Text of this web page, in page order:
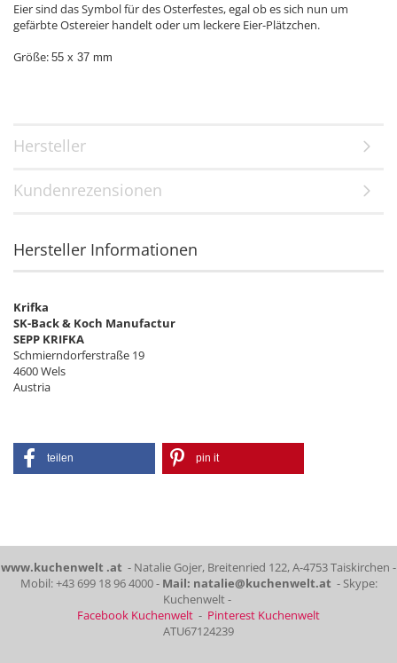
Eier sind das Symbol für des Osterfestes, egal ob es sich nun um
gefärbte Ostereier handelt oder um leckere Eier-Plätzchen.
Größe: 55 x 37 mm
Hersteller
Kundenrezensionen
Hersteller Informationen
Krifka
SK-Back & Koch Manufactur
SEPP KRIFKA
Schmierndorferstraße 19
4600 Wels
Austria
teilen pin it
www.kuchenwelt .at - Natalie Gojer, Breitenried 122, A-4753 Taiskirchen -
Mobil: +43 699 18 96 4000 - Mail: natalie@kuchenwelt.at - Skype:
Kuchenwelt -
Facebook Kuchenwelt - Pinterest Kuchenwelt
ATU67124239